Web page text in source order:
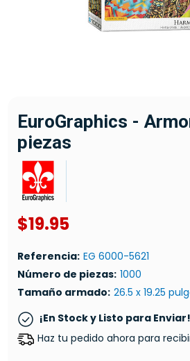
EuroGraphics -
piezas
$19.95
Referencia: EG 6000-5621
Número de piezas: 1000
Tamaño armado: 26.5 x 19.25
¡En Stock y Listo para Enviar!
Haz tu pedido ahora para